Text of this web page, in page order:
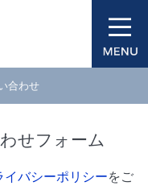
合わせ
せフォーム
イバシーポリシーをご